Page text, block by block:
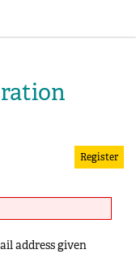
address given